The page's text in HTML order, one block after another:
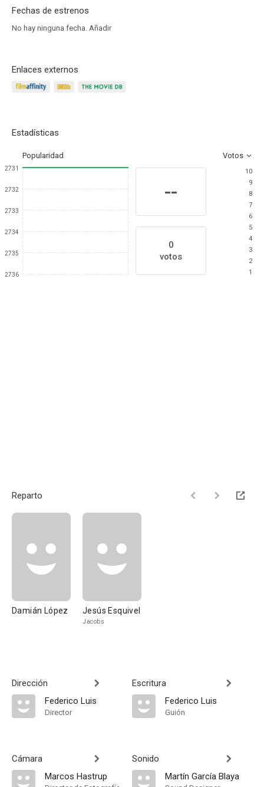
Fechas de estrenos
No hay ninguna fecha. Añadir
Enlaces externos
Estadísticas
Popularidad Votos
2731
2732
2733
2734
2735
2736
--
0
votos
10
9
8
7
6
5
4
3
2
1
Reparto
Damián López Jesús Esquivel
Jacobs
Dirección
Federico Luis
Director
Cámara
Marcos Hastrup
Escritura
Federico Luis
Guión
Sonido
Martín García Blaya